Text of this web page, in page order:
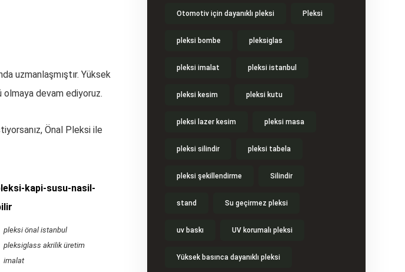
uzmanlaşmıştır. Yüksek
devam ediyoruz.
Önal Pleksi ile
pleksi önal istanbul
pleksiglass akrilik üretim
imalat
Otomotiv için dayanıklı pleksi Pleksi
pleksi bombe pleksiglas
pleksi imalat pleksi istanbul
pleksi kesim pleksi kutu
pleksi lazer kesim pleksi masa
pleksi silindir pleksi tabela
pleksi şekillendirme Silindir
stand Su geçirmez pleksi
uv baskı UV korumalı pleksi
Yüksek basınca dayanıklı pleksi